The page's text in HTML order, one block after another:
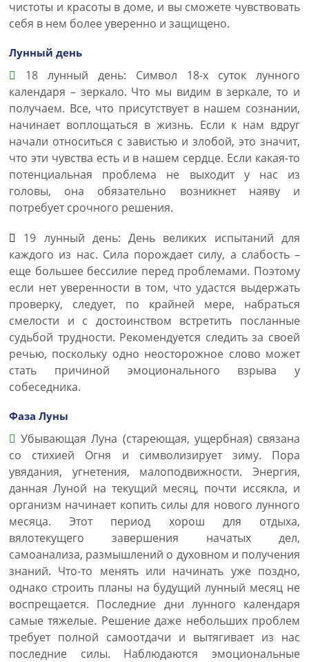
чистоты и красоты в доме, и вы сможете чувствовать
себя в нем более уверенно и защищено.
Лунный день
18 лунный день: Символ 18-х суток лунного
календаря – зеркало. Что мы видим в зеркале, то и
получаем. Все, что присутствует в нашем сознании,
начинает воплощаться в жизнь. Если к нам вдруг
начали относиться с завистью и злобой, это значит,
что эти чувства есть и в нашем сердце. Если какая-то
потенциальная проблема не выходит у нас из
головы, она обязательно возникнет наяву и
потребует срочного решения.
19 лунный день: День великих испытаний для
каждого из нас. Сила порождает силу, а слабость –
еще большее бессилие перед проблемами. Поэтому
если нет уверенности в том, что удастся выдержать
проверку, следует, по крайней мере, набраться
смелости и с достоинством встретить посланные
судьбой трудности. Рекомендуется следить за своей
речью, поскольку одно неосторожное слово может
стать причиной эмоционального взрыва у
собеседника.
Фаза Луны
Убывающая Луна (стареющая, ущербная) связана
со стихией Огня и символизирует зиму. Пора
увядания, угнетения, малоподвижности. Энергия,
данная Луной на текущий месяц, почти иссякла, и
организм начинает копить силы для нового лунного
месяца. Этот период хорош для отдыха,
вялотекущего завершения начатых дел,
самоанализа, размышлений о духовном и получения
знаний. Что-то менять или начинать уже поздно,
однако строить планы на будущий лунный месяц не
воспрещается. Последние дни лунного календаря
самые тяжелые. Решение даже небольших проблем
требует полной самоотдачи и вытягивает из нас
последние силы. Наблюдаются эмоциональные